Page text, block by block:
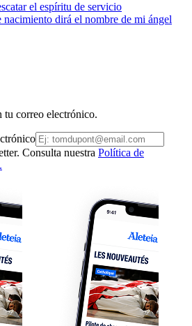
el espíritu de servicio
nacimiento dirá el nombre de mi ángel
tu correo electrónico.
Consulta nuestra Política de